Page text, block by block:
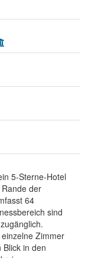
5-Sterne-Hotel
der
64
sind
Zimmer
in den